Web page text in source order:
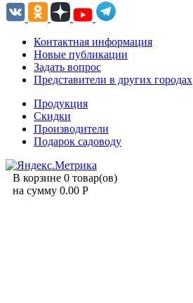
Контактная информация
Новые публикации
Задать вопрос
Представители в других городах
Продукция
Скидки
Производители
Подарок садоводу
В корзине 0 товар(ов)
на сумму 0.00 Р